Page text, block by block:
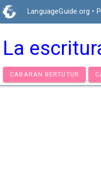
LanguageGuide.org •
La
CABARAN BERTUTUR